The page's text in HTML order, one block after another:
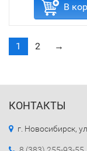
В
1 2 →
КОНТАКТЫ
г. Новосибирск,